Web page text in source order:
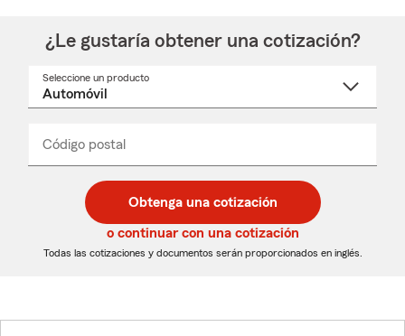
¿Le gustaría obtener una cotización?
Seleccione un producto
desplegable
Código postal
de
5
dígitos
de
5
dígitos
_____
Obtenga una cotización
o continuar con una cotización
Todas las cotizaciones y documentos serán proporcionados en inglés.